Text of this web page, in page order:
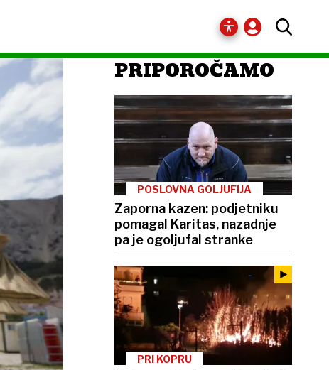
PRIPOROČAMO
POSLOVNA GOLJUFIJA
Zaporna kazen: podjetniku
pomagal Karitas, nazadnje
pa je ogoljufal stranke
PRI KOPRU